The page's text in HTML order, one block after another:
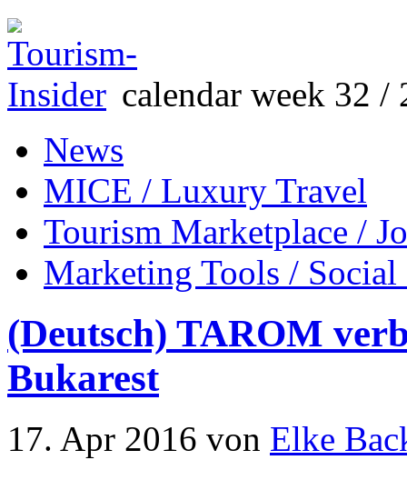
calendar week 32 /
News
MICE / Luxury Travel
Tourism Marketplace /
Marketing Tools /
(Deutsch) TAROM
Bukarest
17. Apr 2016 von Elke